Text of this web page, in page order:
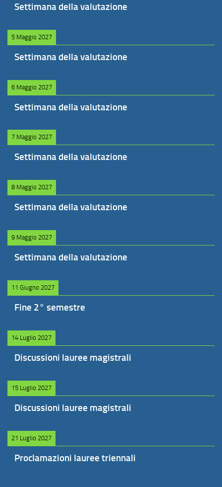
Settimana della valutazione
5 Maggio 2027
Settimana della valutazione
6 Maggio 2027
Settimana della valutazione
7 Maggio 2027
Settimana della valutazione
8 Maggio 2027
Settimana della valutazione
9 Maggio 2027
Settimana della valutazione
11 Giugno 2027
Fine 2° semestre
14 Luglio 2027
Discussioni lauree magistrali
15 Luglio 2027
Discussioni lauree magistrali
21 Luglio 2027
Proclamazioni lauree triennali